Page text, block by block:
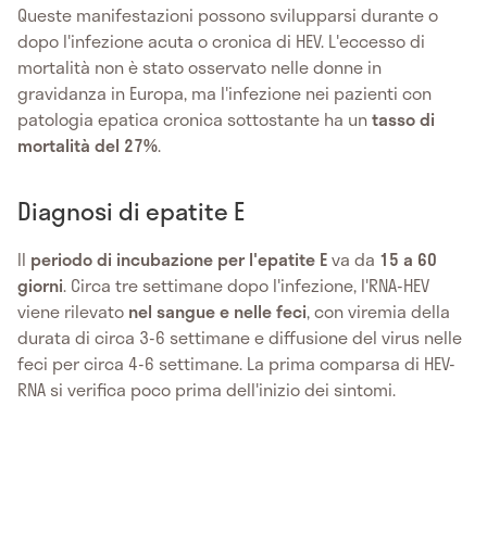
Queste manifestazioni possono svilupparsi durante o
dopo l'infezione acuta o cronica di HEV. L'eccesso di
mortalità non è stato osservato nelle donne in
gravidanza in Europa, ma l'infezione nei pazienti con
patologia epatica cronica sottostante ha untasso di
mortalità del 27%.
Diagnosi di epatite E
Il periodo di incubazione per l'epatite Eva da 15 a 60
giorni. Circa tre settimane dopo l'infezione, l'RNA-HEV
viene rilevato nel sangue e nelle feci, con viremia della
durata di circa 3-6 settimane e diffusione del virus nelle
feci per circa 4-6 settimane. La prima comparsa di HEV-
RNA si verifica poco prima dell'inizio dei sintomi.